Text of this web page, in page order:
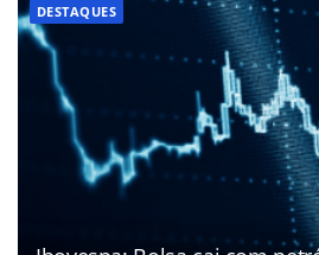
DESTAQUES